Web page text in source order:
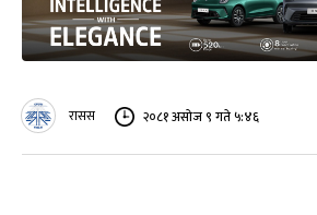
रासस २०८१ असोज ९ गते ५:४६